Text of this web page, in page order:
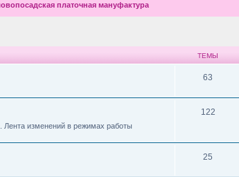
платочная мануфактура
ТЕМЫ
63
. Лента изменений в режимах работы
122
25